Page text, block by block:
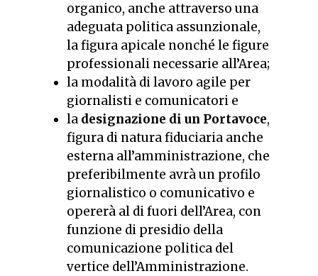
organico, anche attraverso una
adeguata politica assunzionale,
la figura apicale nonché le figure
professionali necessarie all’Area;
la modalità di lavoro agile per
giornalisti e comunicatori e
la designazione di un Portavoce,
figura di natura fiduciaria anche
esterna all’amministrazione, che
preferibilmente avrà un profilo
giornalistico o comunicativo e
opererà al di fuori dell’Area, con
funzione di presidio della
comunicazione politica del
vertice dell’Amministrazione.